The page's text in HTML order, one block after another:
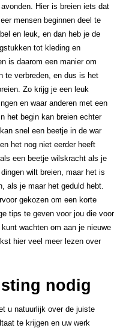
Hier is breien iets dat
mensen beginnen deel te
en leuk, en dan heb je de
tot kleding en
is daarom een manier om
te verbreden, en dus is het
Zo krijg je een leuk
en waar anderen met een
het begin kan breien echter
snel een beetje in de war
het nog niet eerder heeft
een beetje wilskracht als je
wilt breien, maar het is
als je maar het geduld hebt.
gekozen om een korte
tips te geven voor jou die voor
wachten om aan je nieuwe
hier veel meer lezen over
nodig
u natuurlijk over de juiste
te krijgen en uw werk